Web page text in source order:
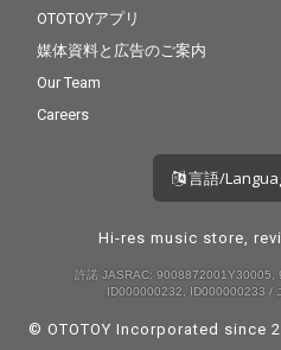
OTOTOYアプリ
媒体資料と広告のご案内
Our Team
Careers
言語/
Hi-res music store,
許諾 JASRAC: 9008872001Y30005,
ID000000232, ID000000233 /
© OTOTOY Incorporated since